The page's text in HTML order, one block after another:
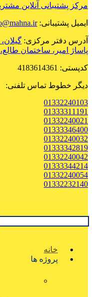
مرکز پشتیبانی آنلاین
ایمیل پشتیبانی:
آدرس دفتر مرکزی:
پاساژ امیر، ساختمان
کدپستی: 4183614361
دیگر خطوط تماس تلفنی:
01332240103
01333311191
01332240021
01333346400
01332240032
01333342819
01332240042
01333344214
01332240054
01332232140
خانه
پروژه ها